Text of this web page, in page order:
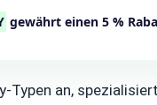
gewährt einen 5 %
Typen an,